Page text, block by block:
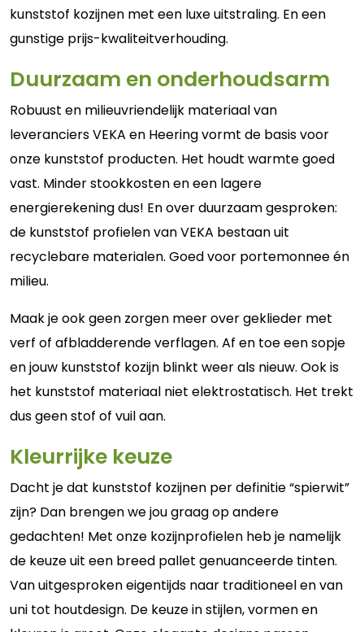
kunststof kozijnen met een luxe uitstraling. En een
gunstige prijs-kwaliteitverhouding.
Duurzaam en onderhoudsarm
Robuust en milieuvriendelijk materiaal van
leveranciers VEKA en Heering vormt de basis voor
onze kunststof producten. Het houdt warmte goed
vast. Minder stookkosten en een lagere
energierekening dus! En over duurzaam gesproken:
de kunststof profielen van VEKA bestaan uit
recyclebare materialen. Goed voor portemonnee én
milieu.
Maak je ook geen zorgen meer over geklieder met
verf of afbladderende verflagen. Af en toe een sopje
en jouw kunststof kozijn blinkt weer als nieuw. Ook is
het kunststof materiaal niet elektrostatisch. Het trekt
dus geen stof of vuil aan.
Kleurrijke keuze
Dacht je dat kunststof kozijnen per definitie “spierwit”
zijn? Dan brengen we jou graag op andere
gedachten! Met onze kozijnprofielen heb je namelijk
de keuze uit een breed pallet genuanceerde tinten.
Van uitgesproken eigentijds naar traditioneel en van
uni tot houtdesign. De keuze in stijlen, vormen en